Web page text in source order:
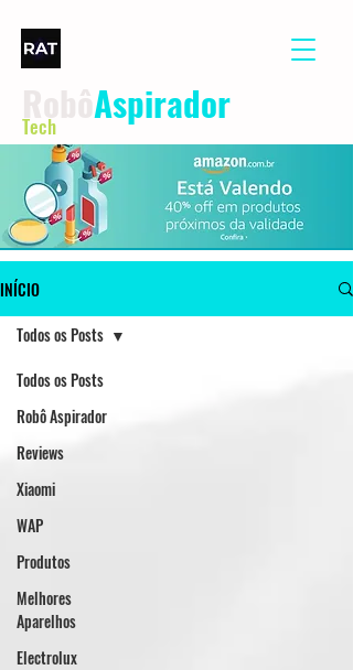
Aspirador
Tech
INÍCIO
Todos os Posts
Robô Aspirador
Reviews
Xiaomi
WAP
Produtos
Melhores
Aparelhos
Electrolux
Todos os Posts